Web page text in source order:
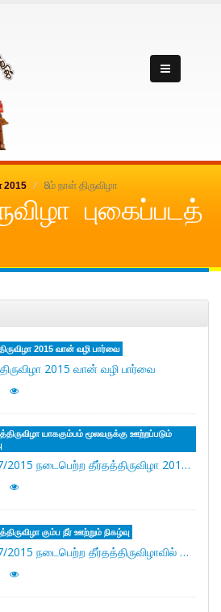
2015 8ம் நாள் திருவிழா
புகைப்படத்
2015 வான் வழி பார்வை
2015 வான் வழி பார்வை
யாககும்பம் மூலவருக்கு ஊற்றப்படும்
15/07/2015 நடைபெற்ற தீர்தத்திருவிழா 2015 யாககும்பம் மூலவருக்கு ஊற்றப்படும் நிகழ்வு
கும்ப நீர் ஊற்றும் நிகழ்வு
15/07/2015 நடைபெற்ற தீர்தத்திருவிழாவில் கும்ப நீர் ஊற்றும் நிகழ்வு தீர்த்தத்திருவிழா 2015